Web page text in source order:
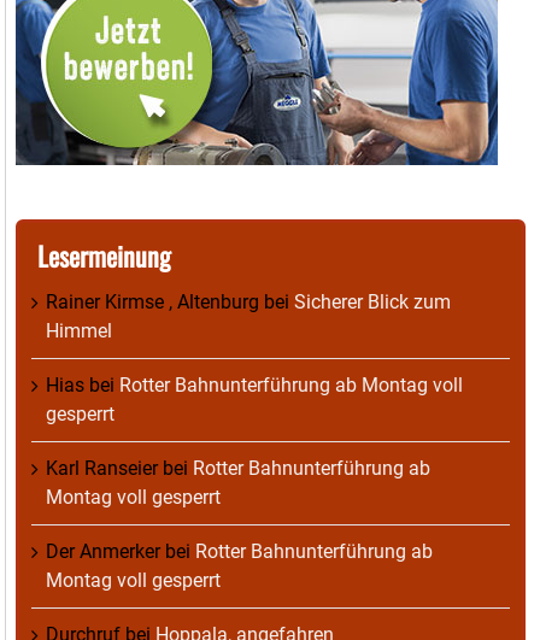
Lesermeinung
Rainer Kirmse , Altenburg bei Sicherer Blick zum
Himmel
Hias bei Rotter Bahnunterführung ab Montag voll
gesperrt
Karl Ranseierbei Rotter Bahnunterführung ab
Montag voll gesperrt
Der Anmerkerbei Rotter Bahnunterführung ab
Montag voll gesperrt
Durchruf bei Hoppala, angefahren